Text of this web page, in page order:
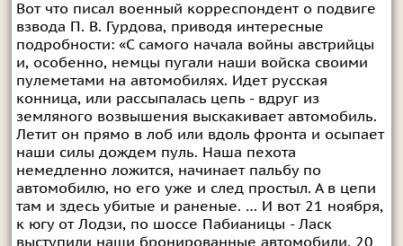
Вот что писал военный корреспондент о подвиге
взвода П. В. Гурдова, приводя интересные
подробности: «С самого начала войны австрийцы
и, особенно, немцы пугали наши войска своими
пулеметами на автомобилях. Идет русская
конница, или рассыпалась цепь - вдруг из
земляного возвышения выскакивает автомобиль.
Летит он прямо в лоб или вдоль фронта и осыпает
наши силы дождем пуль. Наша пехота
немедленно ложится, начинает пальбу по
автомобилю, но его уже и след простыл. А в цепи
там и здесь убитые и раненые. … И вот 21 ноября,
к югу от Лодзи, по шоссе Пабианицы - Ласк
выступили наши бронированные автомобили. 20